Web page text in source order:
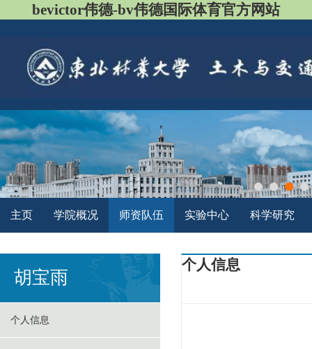
bevictor伟德-bv伟德国际体育官方网站
主页 学院概况 师资队伍 实验中心 科学研究
胡宝雨
个人信息
个人信息